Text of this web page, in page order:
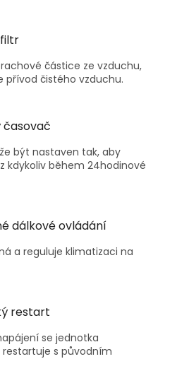
částice ze vzduchu,
přívod čistého vzduchu.
časovač
být nastaven tak, aby
kdykoliv během 24hodinové
dálkové ovládání
a reguluje klimatizaci na
restart
se jednotka
s původním